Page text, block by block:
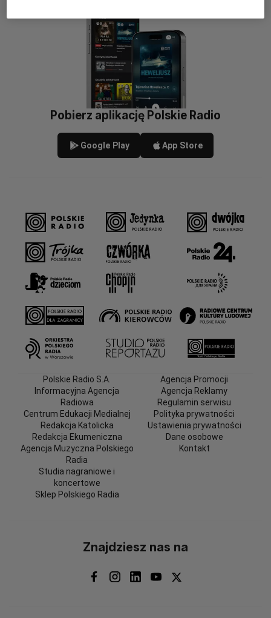
Pobierz aplikację Polskie Radio
Google Play App Store
Polskie Radio S.A.
Informacyjna Agencja
Radiowa
Centrum Edukacji Medialnej
Redakcja Katolicka
Redakcja Ekumeniczna
Agencja Muzyczna Polskiego
Radia
Studia nagraniowe i
koncertowe
Sklep Polskiego Radia
Agencja Promocji
Agencja Reklamy
Regulamin serwisu
Polityka prywatności
Ustawienia prywatności
Dane osobowe
Kontakt
Znajdziesz nas na